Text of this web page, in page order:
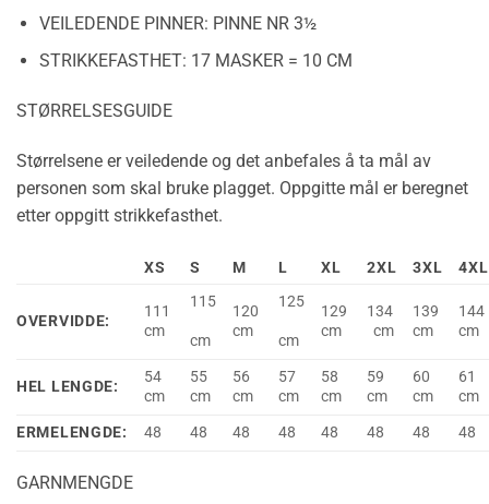
VEILEDENDE PINNER: PINNE NR 3½
STRIKKEFASTHET: 17 MASKER = 10 CM
STØRRELSESGUIDE
Størrelsene er veiledende og det anbefales å ta mål av
personen som skal bruke plagget. Oppgitte mål er beregnet
etter oppgitt strikkefasthet.
XS S M L XL 2XL 3XL 4XL
OVERVIDDE:
111
cm
115
cm
120
cm
125
cm
129
cm
134
cm
139
cm
144
cm
HEL LENGDE:
54
cm
55
cm
56
cm
57
cm
58
cm
59
cm
60
cm
61
cm
ERMELENGDE:
48 48 48 48 48 48 48 48
GARNMENGDE